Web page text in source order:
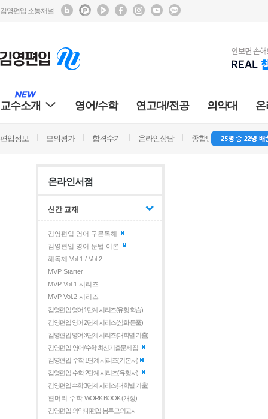
김영편입 소통채널
교수소개 영어/수학 연고대/전공 의약대
편입정보 모의평가 합격수기 온라인상담 종합반 방문상담
온라인서점
신간 교재
김영편입 영어 구문독해
김영편입 영어 문법 이론
해독제 Vol.1 / Vol.2
MVP Starter
MVP Vol.1 시리즈
MVP Vol.2 시리즈
김영편입 영어 1단계 시리즈(유형 학습)
김영편입 영어 2단계 시리즈(심화 문풀)
김영편입 영어 3단계 시리즈(대학별 기출)
김영편입 영어/수학 최신기출문제집
김영편입 수학 1단계 시리즈(기본서)
김영편입 수학 2단계 시리즈(유형서)
김영편입 수학 3단계 시리즈(대학별 기출)
편머리 수학 WORK BOOK (개정)
김영편입 의약대편입 봉투모의고사